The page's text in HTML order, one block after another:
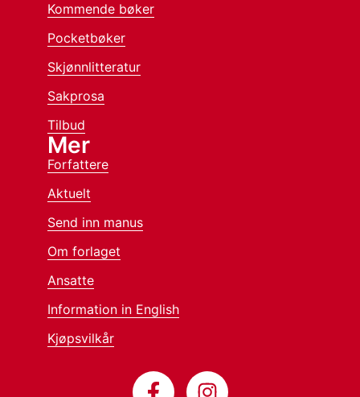
Kommende bøker
Pocketbøker
Skjønnlitteratur
Sakprosa
Tilbud
Mer
Forfattere
Aktuelt
Send inn manus
Om forlaget
Ansatte
Information in English
Kjøpsvilkår